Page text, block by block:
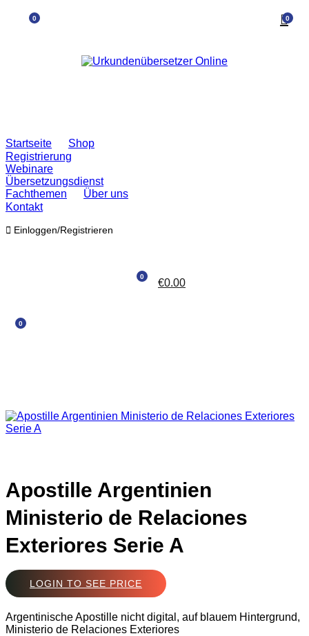
0 0
Startseite
Shop
Registrierung
Webinare
Übersetzungsdienst
Fachthemen
Über uns
Kontakt
Einloggen/Registrieren
0
€0.00
0
Apostille Argentinien
Ministerio de Relaciones
Exteriores Serie A
LOGIN TO SEE PRICE
Argentinische Apostille nicht digital, auf blauem Hintergrund,
Ministerio de Relaciones Exteriores